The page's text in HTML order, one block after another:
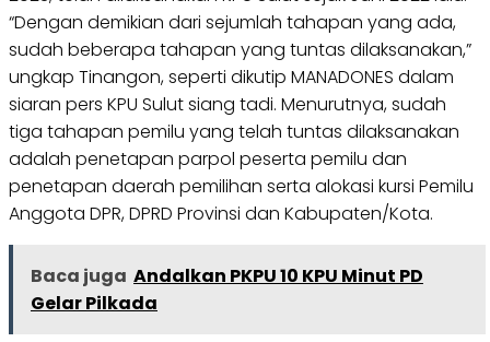
“Dengan demikian dari sejumlah tahapan yang ada,
sudah beberapa tahapan yang tuntas dilaksanakan,”
ungkap Tinangon, seperti dikutip MANADONES dalam
siaran pers KPU Sulut siang tadi. Menurutnya, sudah
tiga tahapan pemilu yang telah tuntas dilaksanakan
adalah penetapan parpol peserta pemilu dan
penetapan daerah pemilihan serta alokasi kursi Pemilu
Anggota DPR, DPRD Provinsi dan Kabupaten/Kota.
Baca juga Andalkan PKPU 10 KPU Minut PD
Gelar Pilkada